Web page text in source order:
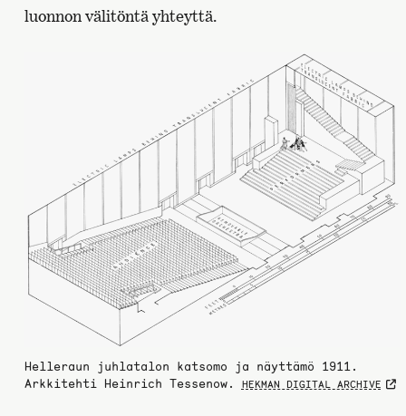
luonnon välitöntä yhteyttä.
Helleraun juhlatalon katsomo ja näyttämö 1911.
Arkkitehti Heinrich Tessenow.
HEKMAN DIGITAL ARCHIVE